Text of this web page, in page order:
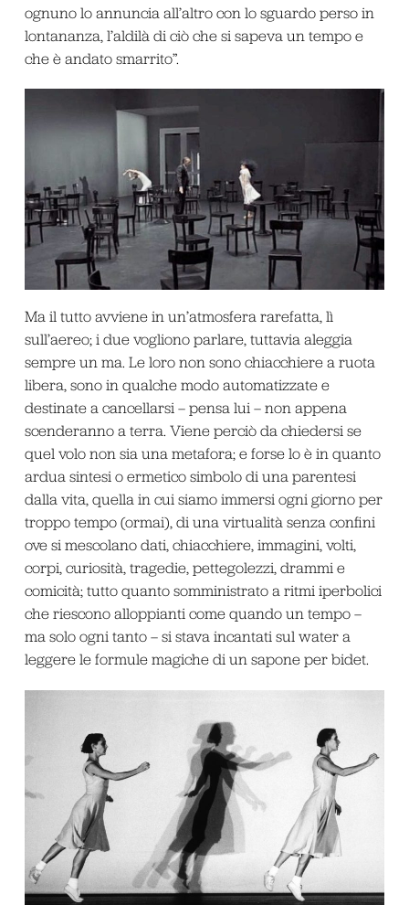
ognuno lo annuncia all’altro con lo sguardo perso in
lontananza, l’aldilà di ciò che si sapeva un tempo e
che è andato smarrito”.
Ma il tutto avviene in un’atmosfera rarefatta, lì
sull’aereo; i due vogliono parlare, tuttavia aleggia
sempre un ma. Le loro non sono chiacchiere a ruota
libera, sono in qualche modo automatizzate e
destinate a cancellarsi – pensa lui – non appena
scenderanno a terra. Viene perciò da chiedersi se
quel volo non sia una metafora; e forse lo è in quanto
ardua sintesi o ermetico simbolo di una parentesi
dalla vita, quella in cui siamo immersi ogni giorno per
troppo tempo (ormai), di una virtualità senza confini
ove si mescolano dati, chiacchiere, immagini, volti,
corpi, curiosità, tragedie, pettegolezzi, drammi e
comicità; tutto quanto somministrato a ritmi iperbolici
che riescono alloppianti come quando un tempo –
ma solo ogni tanto – si stava incantati sul water a
leggere le formule magiche di un sapone per bidet.